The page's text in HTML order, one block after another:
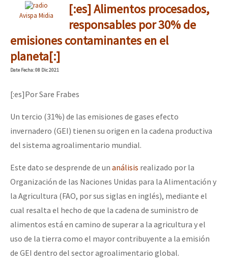
Avispa Midia
[:es] Alimentos procesados,
responsables por 30% de
emisiones contaminantes en el
planeta[:]
DateFecha: 08 Dic 2021
[:es]Por Sare Frabes
Un tercio (31%) de las emisiones de gases efecto
invernadero (GEI) tienen su origen en la cadena productiva
del sistema agroalimentario mundial.
Este dato se desprende de un análisis realizado por la
Organización de las Naciones Unidas para la Alimentación y
la Agricultura (FAO, por sus siglas en inglés), mediante el
cual resalta el hecho de que la cadena de suministro de
alimentos está en camino de superar a la agricultura y el
uso de la tierra como el mayor contribuyente a la emisión
de GEI dentro del sector agroalimentario global.